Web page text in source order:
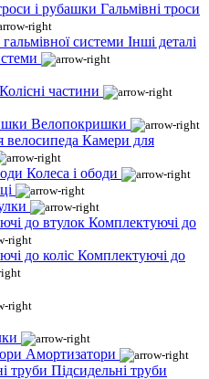
Гальмівні троси
Інші деталі
Колісні частини
Велопокришки
Камери для
Колеса і ободи
Комплектуючі до
Комплектуючі до
Амортизатори
Підсидельні труби